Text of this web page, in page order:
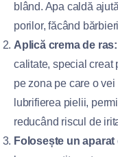
blând. Apa caldă
porilor, făcând
Aplică crema de ras:
calitate, special creat
pe zona pe care o
lubrifierea pielii,
reducând riscul de
Folosește un